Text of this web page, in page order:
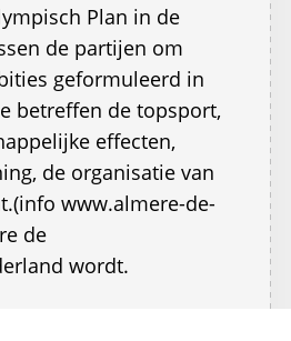
Plan in de
de partijen om
geformuleerd in
betreffen de topsport,
effecten,
de organisatie van
www.almere-de-
de
wordt.